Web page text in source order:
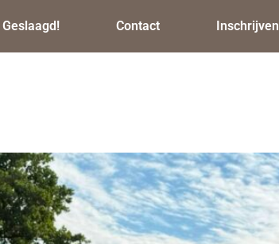
Geslaagd! Contact Inschrijven